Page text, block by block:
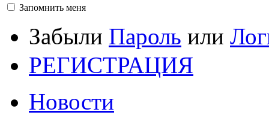
Запомнить меня
Забыли Пароль или
РЕГИСТРАЦИЯ
Новости